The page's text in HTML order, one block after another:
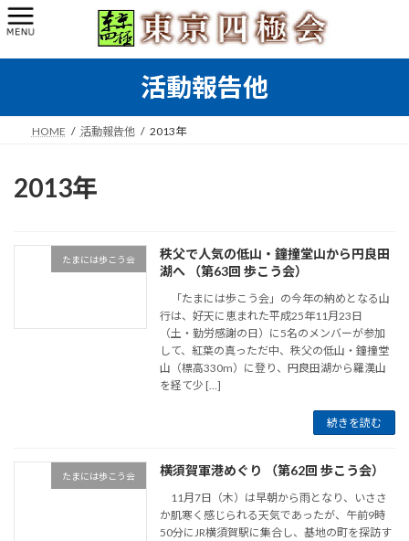
コ
ン
ン
ス
ナ
ビ
ー
ン
活動報告他
HOME 活動報告他 2013年
2013年
たまには歩こう会
秩父で人気の低山・鐘撞堂山から円良田
湖へ （第63回 歩こう会）
「たまには歩こう会」の今年の納めとなる山
行は、好天に恵まれた平成25年11月23日
（土・勤労感謝の日）に5名のメンバーが参加
して、紅葉の真っただ中、秩父の低山・鐘撞堂
山（標高330m）に登り、円良田湖から羅漢山
を経て少 […]
続きを読む
たまには歩こう会 横須賀軍港めぐり （第62回 歩こう会）
11月7日（木）は早朝から雨となり、いささ
か肌寒く感じられる天気であったが、午前9時
50分にJR横須賀駅に集合し、基地の町を探訪す